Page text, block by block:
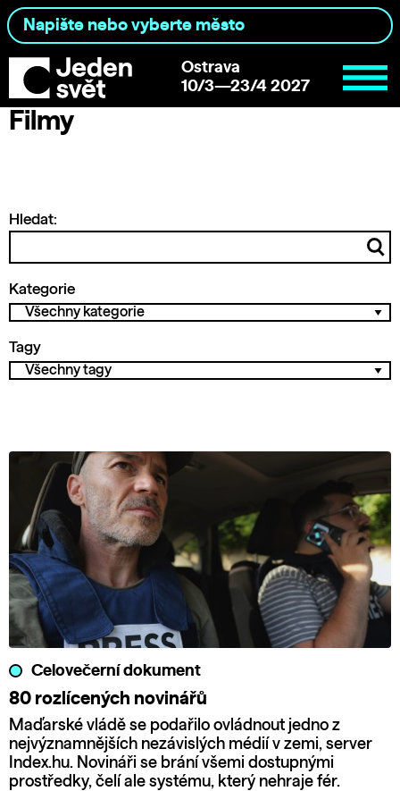
Ostrava
10/3—23/4 2027
Filmy
Hledat:
Kategorie
Tagy
Celovečerní dokument
80 rozlícených novinářů
Maďarské vládě se podařilo ovládnout jedno z
nejvýznamnějších nezávislých médií v zemi, server
Index.hu. Novináři se brání všemi dostupnými
prostředky, čelí ale systému, který nehraje fér.